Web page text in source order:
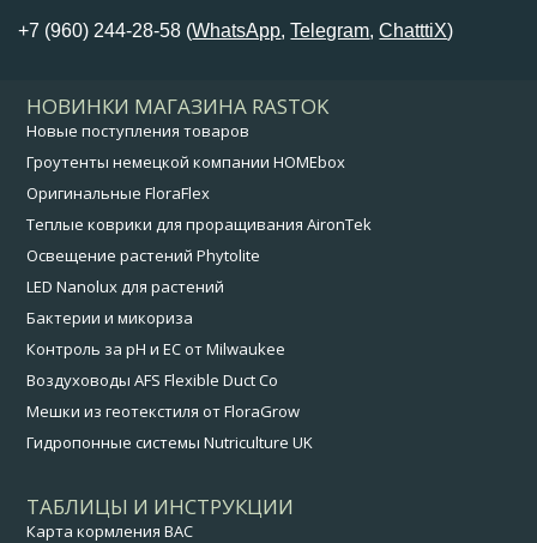
+7 (960) 244-28-58 (WhatsApp,Telegram,ChatttiX)
НОВИНКИ МАГАЗИНА RASTOK
Новые поступления товаров
Гроутенты немецкой компании HOMEbox
Оригинальные FloraFlex
Теплые коврики для проращивания AironTek
Освещение растений Phytolite
LED Nanolux для растений
Бактерии и микориза
Контроль за pH и EC от Milwaukee
Воздуховоды AFS Flexible Duct Co
Мешки из геотекстиля от FloraGrow
Гидропонные системы Nutriculture UK
ТАБЛИЦЫ И ИНСТРУКЦИИ
Карта кормления BAC